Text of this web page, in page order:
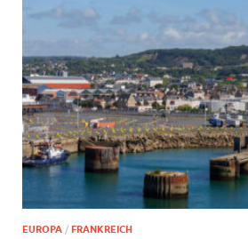
EUROPA / FRANKREICH